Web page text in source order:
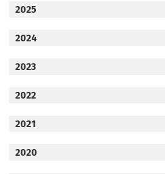
2025
2024
2023
2022
2021
2020